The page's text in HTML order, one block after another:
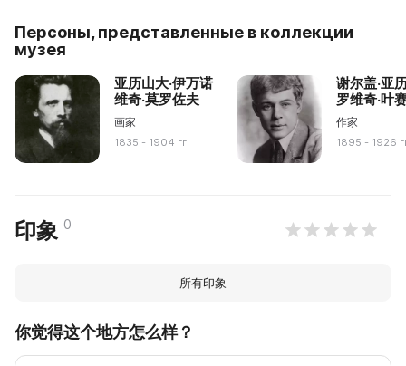
Персоны, представленные в коллекции
музея
亚历山大·伊万诺
维奇·莫罗佐夫
画家
1835 - 1904 гг
谢尔盖·亚
罗维奇·叶
作家
1895 - 1926
印象 0
所有印象
你觉得这个地方怎么样？